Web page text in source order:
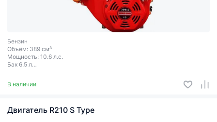
Бензин
Объём: 389 см³
Мощность: 10.6 л.с.
Бак 6.5 л
Ручной запуск
Диаметр вала 25 мм
В наличии
Двигатель R210 S Type